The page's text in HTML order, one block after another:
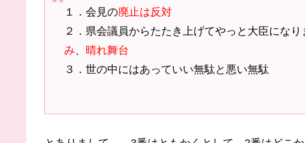
１．会見の廃止は反対
２．県会議員からたたき上げてやっと大臣になり
み、 晴れ舞台
３．世の中にはあっていい無駄と悪い無駄